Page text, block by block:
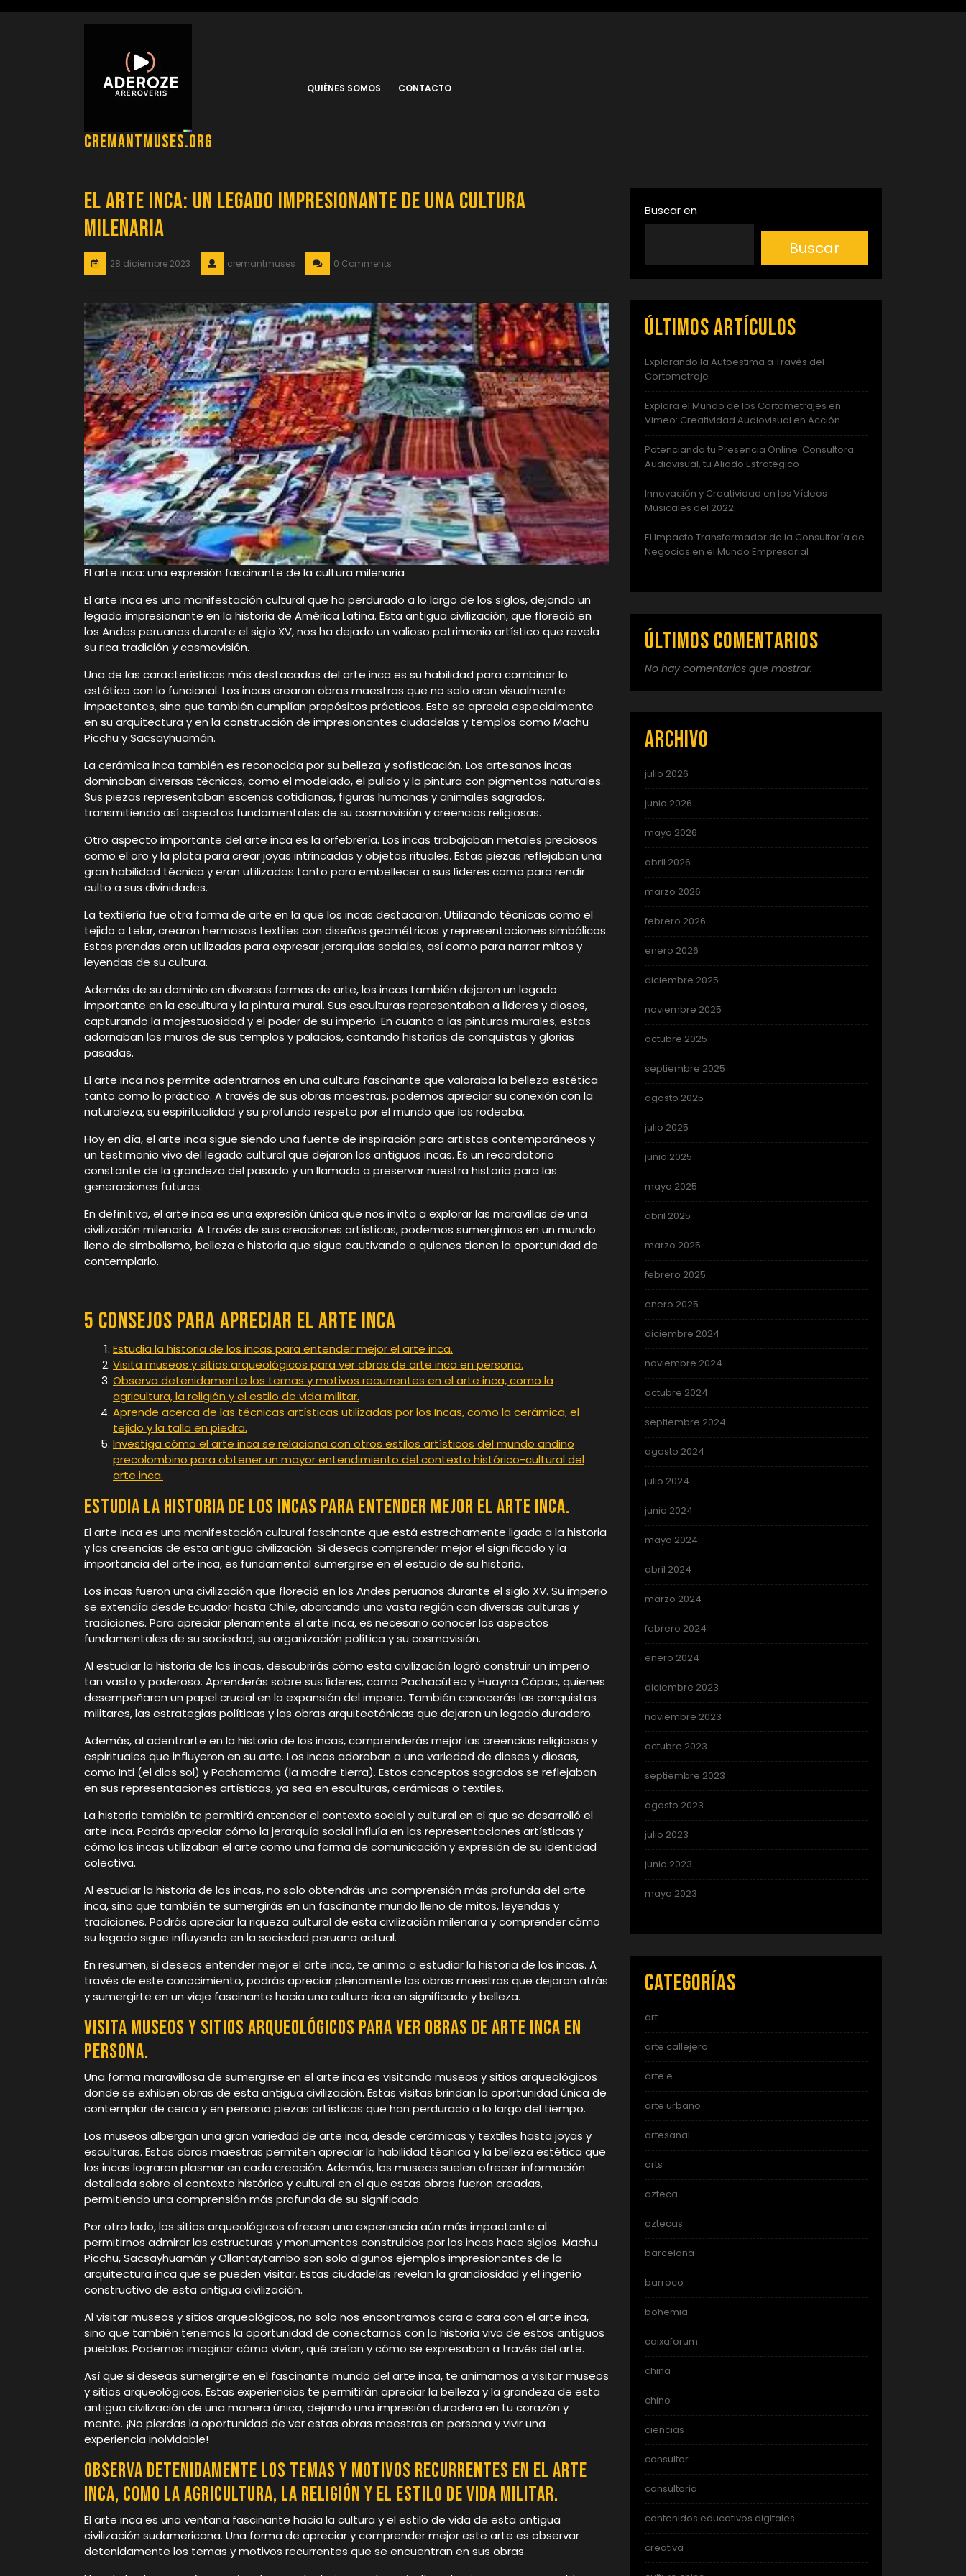
cremantmuses.org
QUIÉNES SOMOS CONTACTO
El Arte Inca: Un Legado Impresionante de una Cultura
Milenaria
28 diciembre 2023 cremantmuses 0 Comments
El arte inca: una expresión fascinante de la cultura milenaria
El arte inca es una manifestación cultural que ha perdurado a lo largo de los siglos, dejando un
legado impresionante en la historia de América Latina. Esta antigua civilización, que floreció en
los Andes peruanos durante el siglo XV, nos ha dejado un valioso patrimonio artístico que revela
su rica tradición y cosmovisión.
Una de las características más destacadas del arte inca es su habilidad para combinar lo
estético con lo funcional. Los incas crearon obras maestras que no solo eran visualmente
impactantes, sino que también cumplían propósitos prácticos. Esto se aprecia especialmente
en su arquitectura y en la construcción de impresionantes ciudadelas y templos como Machu
Picchu y Sacsayhuamán.
La cerámica inca también es reconocida por su belleza y sofisticación. Los artesanos incas
dominaban diversas técnicas, como el modelado, el pulido y la pintura con pigmentos naturales.
Sus piezas representaban escenas cotidianas, figuras humanas y animales sagrados,
transmitiendo así aspectos fundamentales de su cosmovisión y creencias religiosas.
Otro aspecto importante del arte inca es la orfebrería. Los incas trabajaban metales preciosos
como el oro y la plata para crear joyas intrincadas y objetos rituales. Estas piezas reflejaban una
gran habilidad técnica y eran utilizadas tanto para embellecer a sus líderes como para rendir
culto a sus divinidades.
La textilería fue otra forma de arte en la que los incas destacaron. Utilizando técnicas como el
tejido a telar, crearon hermosos textiles con diseños geométricos y representaciones simbólicas.
Estas prendas eran utilizadas para expresar jerarquías sociales, así como para narrar mitos y
leyendas de su cultura.
Además de su dominio en diversas formas de arte, los incas también dejaron un legado
importante en la escultura y la pintura mural. Sus esculturas representaban a líderes y dioses,
capturando la majestuosidad y el poder de su imperio. En cuanto a las pinturas murales, estas
adornaban los muros de sus templos y palacios, contando historias de conquistas y glorias
pasadas.
El arte inca nos permite adentrarnos en una cultura fascinante que valoraba la belleza estética
tanto como lo práctico. A través de sus obras maestras, podemos apreciar su conexión con la
naturaleza, su espiritualidad y su profundo respeto por el mundo que los rodeaba.
Hoy en día, el arte inca sigue siendo una fuente de inspiración para artistas contemporáneos y
un testimonio vivo del legado cultural que dejaron los antiguos incas. Es un recordatorio
constante de la grandeza del pasado y un llamado a preservar nuestra historia para las
generaciones futuras.
En definitiva, el arte inca es una expresión única que nos invita a explorar las maravillas de una
civilización milenaria. A través de sus creaciones artísticas, podemos sumergirnos en un mundo
lleno de simbolismo, belleza e historia que sigue cautivando a quienes tienen la oportunidad de
contemplarlo.
5 consejos para apreciar el arte inca
Estudia la historia de los incas para entender mejor el arte inca.
Visita museos y sitios arqueológicos para ver obras de arte inca en persona.
Observa detenidamente los temas y motivos recurrentes en el arte inca, como la
agricultura, la religión y el estilo de vida militar.
Aprende acerca de las técnicas artísticas utilizadas por los Incas, como la cerámica, el
tejido y la talla en piedra.
Investiga cómo el arte inca se relaciona con otros estilos artísticos del mundo andino
precolombino para obtener un mayor entendimiento del contexto histórico-cultural del
arte inca.
Estudia la historia de los incas para entender mejor el arte inca.
El arte inca es una manifestación cultural fascinante que está estrechamente ligada a la historia
y las creencias de esta antigua civilización. Si deseas comprender mejor el significado y la
importancia del arte inca, es fundamental sumergirse en el estudio de su historia.
Los incas fueron una civilización que floreció en los Andes peruanos durante el siglo XV. Su imperio
se extendía desde Ecuador hasta Chile, abarcando una vasta región con diversas culturas y
tradiciones. Para apreciar plenamente el arte inca, es necesario conocer los aspectos
fundamentales de su sociedad, su organización política y su cosmovisión.
Al estudiar la historia de los incas, descubrirás cómo esta civilización logró construir un imperio
tan vasto y poderoso. Aprenderás sobre sus líderes, como Pachacútec y Huayna Cápac, quienes
desempeñaron un papel crucial en la expansión del imperio. También conocerás las conquistas
militares, las estrategias políticas y las obras arquitectónicas que dejaron un legado duradero.
Además, al adentrarte en la historia de los incas, comprenderás mejor las creencias religiosas y
espirituales que influyeron en su arte. Los incas adoraban a una variedad de dioses y diosas,
como Inti (el dios sol) y Pachamama (la madre tierra). Estos conceptos sagrados se reflejaban
en sus representaciones artísticas, ya sea en esculturas, cerámicas o textiles.
La historia también te permitirá entender el contexto social y cultural en el que se desarrolló el
arte inca. Podrás apreciar cómo la jerarquía social influía en las representaciones artísticas y
cómo los incas utilizaban el arte como una forma de comunicación y expresión de su identidad
colectiva.
Al estudiar la historia de los incas, no solo obtendrás una comprensión más profunda del arte
inca, sino que también te sumergirás en un fascinante mundo lleno de mitos, leyendas y
tradiciones. Podrás apreciar la riqueza cultural de esta civilización milenaria y comprender cómo
su legado sigue influyendo en la sociedad peruana actual.
En resumen, si deseas entender mejor el arte inca, te animo a estudiar la historia de los incas. A
través de este conocimiento, podrás apreciar plenamente las obras maestras que dejaron atrás
y sumergirte en un viaje fascinante hacia una cultura rica en significado y belleza.
Visita museos y sitios arqueológicos para ver obras de arte inca en
persona.
Una forma maravillosa de sumergirse en el arte inca es visitando museos y sitios arqueológicos
donde se exhiben obras de esta antigua civilización. Estas visitas brindan la oportunidad única de
contemplar de cerca y en persona piezas artísticas que han perdurado a lo largo del tiempo.
Los museos albergan una gran variedad de arte inca, desde cerámicas y textiles hasta joyas y
esculturas. Estas obras maestras permiten apreciar la habilidad técnica y la belleza estética que
los incas lograron plasmar en cada creación. Además, los museos suelen ofrecer información
detallada sobre el contexto histórico y cultural en el que estas obras fueron creadas,
permitiendo una comprensión más profunda de su significado.
Por otro lado, los sitios arqueológicos ofrecen una experiencia aún más impactante al
permitirnos admirar las estructuras y monumentos construidos por los incas hace siglos. Machu
Picchu, Sacsayhuamán y Ollantaytambo son solo algunos ejemplos impresionantes de la
arquitectura inca que se pueden visitar. Estas ciudadelas revelan la grandiosidad y el ingenio
constructivo de esta antigua civilización.
Al visitar museos y sitios arqueológicos, no solo nos encontramos cara a cara con el arte inca,
sino que también tenemos la oportunidad de conectarnos con la historia viva de estos antiguos
pueblos. Podemos imaginar cómo vivían, qué creían y cómo se expresaban a través del arte.
Así que si deseas sumergirte en el fascinante mundo del arte inca, te animamos a visitar museos
y sitios arqueológicos. Estas experiencias te permitirán apreciar la belleza y la grandeza de esta
antigua civilización de una manera única, dejando una impresión duradera en tu corazón y
mente. ¡No pierdas la oportunidad de ver estas obras maestras en persona y vivir una
experiencia inolvidable!
Observa detenidamente los temas y motivos recurrentes en el arte
inca, como la agricultura, la religión y el estilo de vida militar.
El arte inca es una ventana fascinante hacia la cultura y el estilo de vida de esta antigua
civilización sudamericana. Una forma de apreciar y comprender mejor este arte es observar
detenidamente los temas y motivos recurrentes que se encuentran en sus obras.
Buscar en
Buscar
Últimos artículos
Explorando la Autoestima a Través del
Cortometraje
Explora el Mundo de los Cortometrajes en
Vimeo: Creatividad Audiovisual en Acción
Potenciando tu Presencia Online: Consultora
Audiovisual, tu Aliado Estratégico
Innovación y Creatividad en los Vídeos
Musicales del 2022
El Impacto Transformador de la Consultoría de
Negocios en el Mundo Empresarial
Últimos comentarios
No hay comentarios que mostrar.
Archivo
julio 2026
junio 2026
mayo 2026
abril 2026
marzo 2026
febrero 2026
enero 2026
diciembre 2025
noviembre 2025
octubre 2025
septiembre 2025
agosto 2025
julio 2025
junio 2025
mayo 2025
abril 2025
marzo 2025
febrero 2025
enero 2025
diciembre 2024
noviembre 2024
octubre 2024
septiembre 2024
agosto 2024
julio 2024
junio 2024
mayo 2024
abril 2024
marzo 2024
febrero 2024
enero 2024
diciembre 2023
noviembre 2023
octubre 2023
septiembre 2023
agosto 2023
julio 2023
junio 2023
mayo 2023
Categorías
art
arte callejero
arte e
arte urbano
artesanal
arts
azteca
aztecas
barcelona
barroco
bohemia
caixaforum
china
chino
ciencias
consultor
consultoria
contenidos educativos digitales
creativa